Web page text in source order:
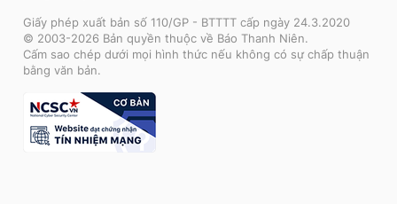
Giấy phép xuất bản số 110/GP - BTTTT cấp ngày 24.3.2020
© 2003-2026 Bản quyền thuộc về Báo Thanh Niên.
Cấm sao chép dưới mọi hình thức nếu không có sự chấp thuận
bằng văn bản.